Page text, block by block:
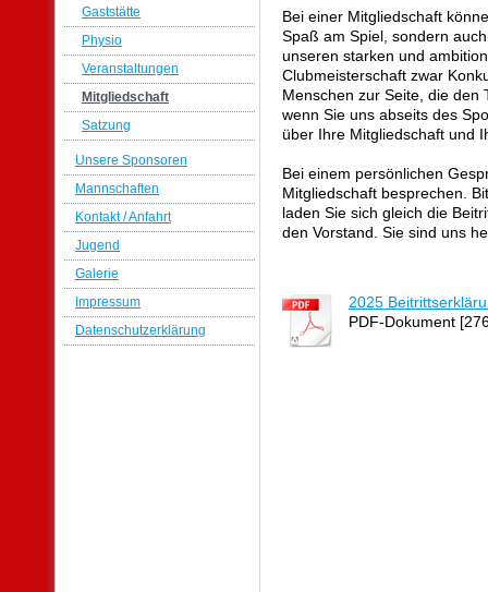
Gaststätte
Physio
Veranstaltungen
Mitgliedschaft
Satzung
Unsere Sponsoren
Mannschaften
Kontakt / Anfahrt
Jugend
Galerie
Impressum
Datenschutzerklärung
Bei einer Mitgliedschaft
Spaß am Spiel, sondern
unseren starken und
Clubmeisterschaft zwar
Menschen zur Seite, die den
wenn Sie uns abseits des
über Ihre Mitgliedschaft und
Bei einem persönlichen
Mitgliedschaft besprechen.
laden Sie sich gleich die
den Vorstand. Sie sind uns
2025
PDF-Dokument